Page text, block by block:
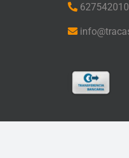
627542010